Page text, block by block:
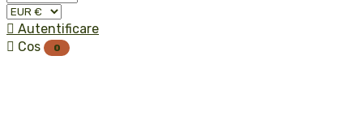
 Autentificare
 Cos 0